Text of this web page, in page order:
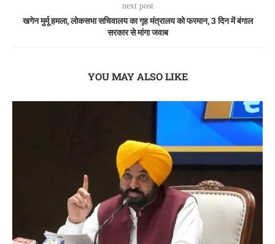
next post
खगेन मुर्मू हमला, लोकसभा सचिवालय का गृह मंत्रालय को फरमान, 3 दिन में बंगाल
सरकार से मांगा जवाब
YOU MAY ALSO LIKE